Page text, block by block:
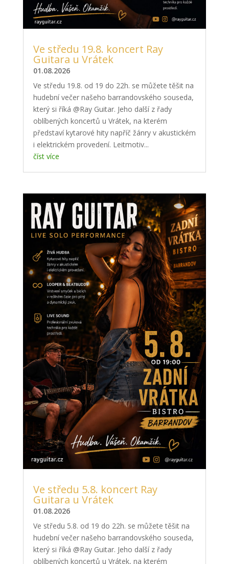
Ve středu 19.8. koncert Ray
Guitara u Vrátek
01.08.2026
Ve středu 19.8. od 19 do 22h. se můžete těšit na
hudební večer našeho barrandovského souseda,
který si říká @Ray Guitar. Jeho další z řady
oblíbených koncertů u Vrátek, na kterém
představí kytarové hity napříč žánry v akustickém
i elektrickém provedení. Leitmotiv...
číst více
Ve středu 5.8. koncert Ray
Guitara u Vrátek
01.08.2026
Ve středu 5.8. od 19 do 22h. se můžete těšit na
hudební večer našeho barrandovského souseda,
který si říká @Ray Guitar. Jeho další z řady
oblíbených koncertů u Vrátek, na kterém